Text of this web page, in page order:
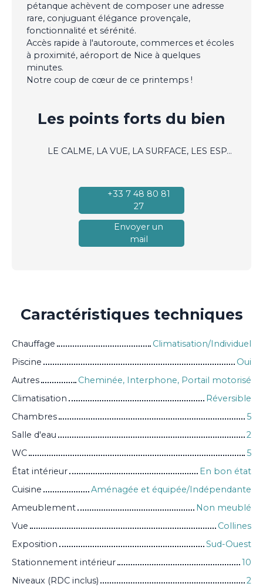
pétanque achèvent de composer une adresse
rare, conjuguant élégance provençale,
fonctionnalité et sérénité.
Accès rapide à l'autoroute, commerces et écoles
à proximité, aéroport de Nice à quelques
minutes.
Notre coup de cœur de ce printemps !
Les points forts du bien
LE CALME, LA VUE, LA SURFACE, LES ESPACES, LES EXTERIEURS, L'EMPLACEMENT
+33 7 48 80 81
27
Envoyer un
mail
Caractéristiques techniques
Chauffage
Climatisation/Individuel
Piscine
Oui
Autres
Cheminée, Interphone, Portail motorisé
Climatisation
Réversible
Chambres
5
Salle d'eau
2
WC
5
État intérieur
En bon état
Cuisine
Aménagée et équipée/Indépendante
Ameublement
Non meublé
Vue
Collines
Exposition
Sud-Ouest
Stationnement intérieur
10
Niveaux (RDC inclus)
2